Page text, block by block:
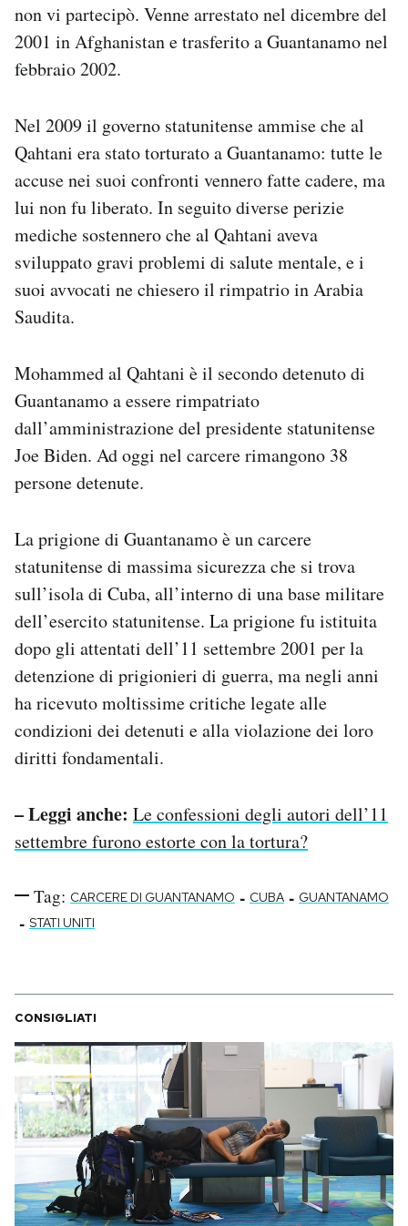
non vi partecipò. Venne arrestato nel dicembre del
2001 in Afghanistan e trasferito a Guantanamo nel
febbraio 2002.
Nel 2009 il governo statunitense ammise che al
Qahtani era stato torturato a Guantanamo: tutte le
accuse nei suoi confronti vennero fatte cadere, ma
lui non fu liberato. In seguito diverse perizie
mediche sostennero che al Qahtani aveva
sviluppato gravi problemi di salute mentale, e i
suoi avvocati ne chiesero il rimpatrio in Arabia
Saudita.
Mohammed al Qahtani è il secondo detenuto di
Guantanamo a essere rimpatriato
dall’amministrazione del presidente statunitense
Joe Biden. Ad oggi nel carcere rimangono 38
persone detenute.
La prigione di Guantanamo è un carcere
statunitense di massima sicurezza che si trova
sull’isola di Cuba, all’interno di una base militare
dell’esercito statunitense. La prigione fu istituita
dopo gli attentati dell’11 settembre 2001 per la
detenzione di prigionieri di guerra, ma negli anni
ha ricevuto moltissime critiche legate alle
condizioni dei detenuti e alla violazione dei loro
diritti fondamentali.
– Leggi anche: Le confessioni degli autori dell’11
settembre furono estorte con la tortura?
Tag: CARCERE DI GUANTANAMO - CUBA - GUANTANAMO
- STATI UNITI
CONSIGLIATI